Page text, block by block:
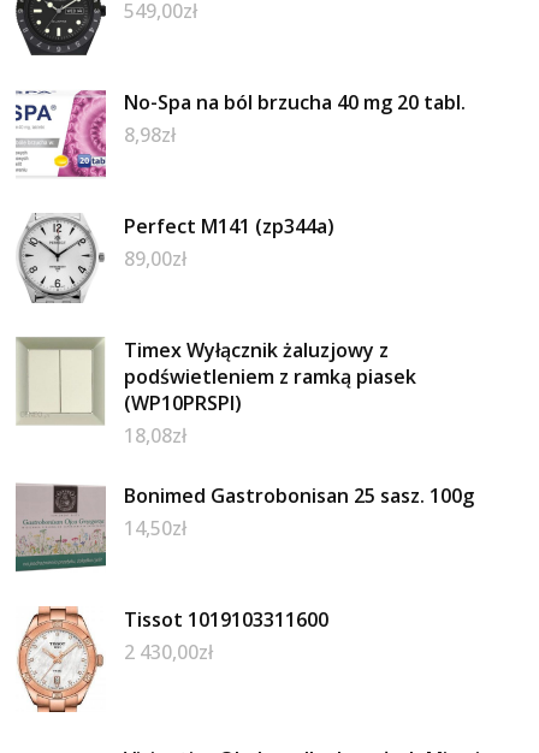
549,00zł
No-Spa na ból brzucha 40 mg 20 tabl.
8,98zł
Perfect M141 (zp344a)
89,00zł
Timex Wyłącznik żaluzjowy z
podświetleniem z ramką piasek
(WP10PRSPI)
18,08zł
Bonimed Gastrobonisan 25 sasz. 100g
14,50zł
Tissot 1019103311600
2 430,00zł